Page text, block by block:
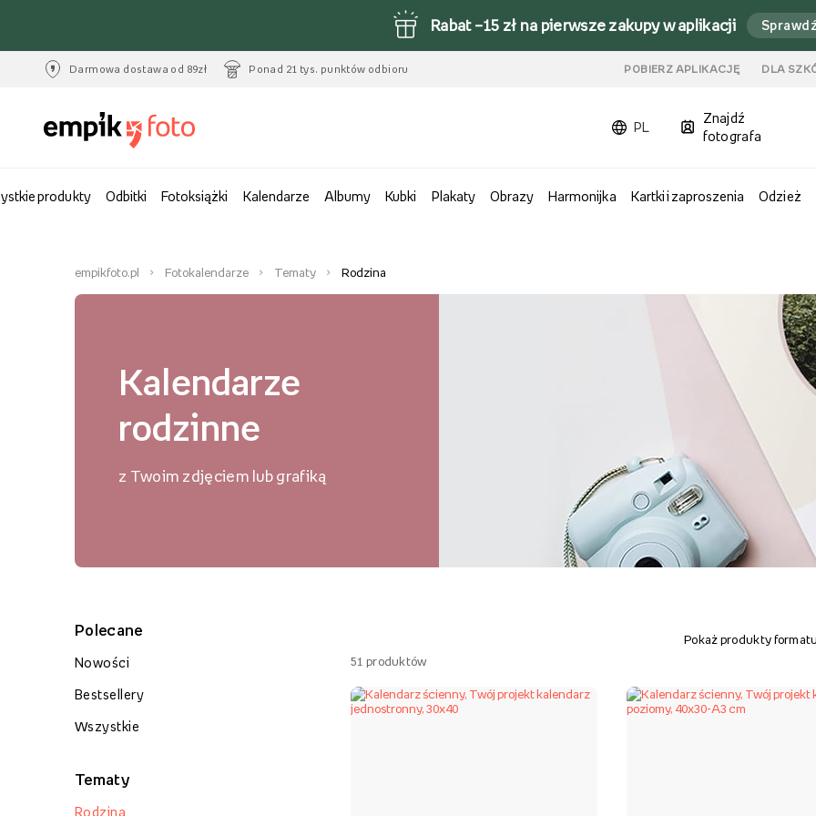
Rabat –15 zł na pierwsze zakupy w aplikacji
Darmowa dostawa od 89zł Ponad 21 tys. punktów odbioru POBIERZ APLIKACJĘ DLA
PL
Znajdź
fotografa
produkty Odbitki Fotoksiążki Kalendarze Albumy Kubki Plakaty Obrazy Harmonijka Kartki i zaproszenia Odzież
empikfoto.pl Fotokalendarze Tematy Rodzina
Kalendarze
rodzinne
z Twoim zdjęciem lub grafiką
Pokaż produkty
Polecane
Nowości
Bestsellery
Wszystkie
Tematy
Rodzina
51 produktów